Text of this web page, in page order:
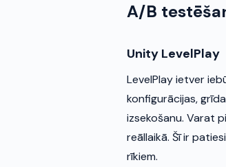
A/B
Unity LevelPlay
LevelPlay ietver
konfigurācijas,
izsekošanu. Varat
reāllaikā. Šī ir
rīkiem.